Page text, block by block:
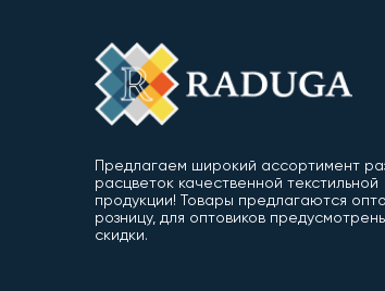
Предлагаем широкий ассортимент
расцветок качественной текстильной
продукции! Товары предлагаются
розницу, для оптовиков
скидки.